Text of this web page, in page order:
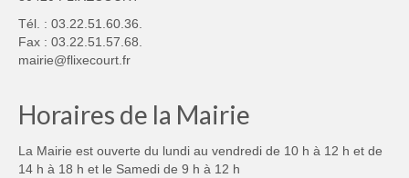
Tél. : 03.22.51.60.36.
Fax : 03.22.51.57.68.
mairie@flixecourt.fr
Horaires de la Mairie
La Mairie est ouverte du lundi au vendredi de 10 h à 12 h et de
14 h à 18 h et le Samedi de 9 h à 12 h